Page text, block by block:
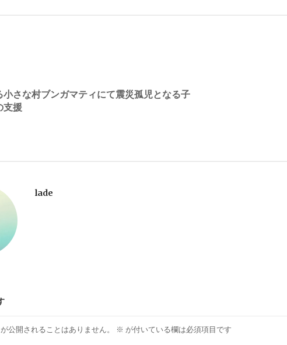
小さな村ブンガマティにて震災孤児となる子
支援
lade
公開されることはありません。 ※ が付いている欄は必須項目です